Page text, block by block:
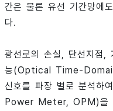
간은 물론 유선 기간망에
다.
광선로의 손실, 단선지점,
능(Optical Time-
신호를 파장 별로 분석하
Power Meter, OPM)을